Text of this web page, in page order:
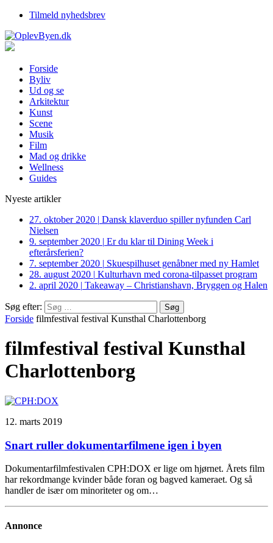
Tilmeld nyhedsbrev
Forside
Byliv
Ud og se
Arkitektur
Kunst
Scene
Musik
Film
Mad og drikke
Wellness
Guides
Nyeste artikler
27. oktober 2020 | Dansk klaverduo spiller nyfunden Carl
Nielsen
9. september 2020 | Er du klar til Dining Week i
efterårsferien?
7. september 2020 | Skuespilhuset genåbner med ny Hamlet
28. august 2020 | Kulturhavn med corona-tilpasset program
2. april 2020 | Takeaway – Christianshavn, Bryggen og Halen
Søg efter:
Forside filmfestival festival Kunsthal Charlottenborg
filmfestival festival Kunsthal
Charlottenborg
12. marts 2019
Snart ruller dokumentarfilmene igen i byen
Dokumentarfilmfestivalen CPH:DOX er lige om hjørnet. Årets film
har rekordmange kvinder både foran og bagved kameraet. Og så
handler de især om minoriteter og om…
Annonce